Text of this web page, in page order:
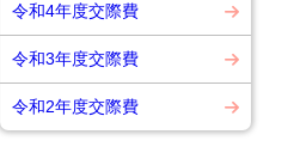
令和4年度交際費
令和3年度交際費
令和2年度交際費